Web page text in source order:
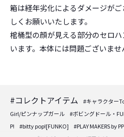
箱は経年劣化によるダメージが
しくお願いいたします。
棺桶型の顔が見える部分のセロ
います。本体には問題ございませ
#コレクトアイテム #キャラクター
Girl/ピンナップガール
#ボビングドール・
P!
#bitty pop![FUNKO] #PLAY MAKERS by